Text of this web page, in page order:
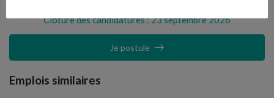
Clôture des candidatures : 23 septembre 2026
Je postule
Emplois similaires